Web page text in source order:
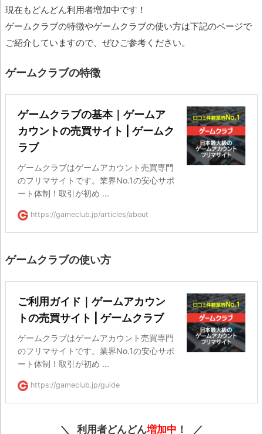
現在もどんどん利用者増加中です！
ゲームクラブの特徴やゲームクラブの使い方は下記のページで
ご紹介していますので、ぜひご参考ください。
ゲームクラブの特徴
ゲームクラブの基本｜ゲームア
カウントの売買サイト | ゲームク
ラブ
ゲームクラブはゲームアカウント売買専門
のフリマサイトです。業界No.1の安心サポ
ート体制！取引が初め ...
https://gameclub.jp/articles/about
ゲームクラブの使い方
ご利用ガイド｜ゲームアカウン
トの売買サイト | ゲームクラブ
ゲームクラブはゲームアカウント売買専門
のフリマサイトです。業界No.1の安心サポ
ート体制！取引が初め ...
https://gameclub.jp/guide
利用者どんどん増加中 ！